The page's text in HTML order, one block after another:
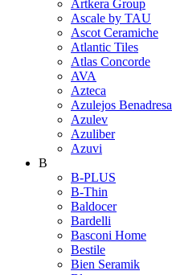
Artkera Group
Ascale by TAU
Ascot Ceramiche
Atlantic Tiles
Atlas Concorde
AVA
Azteca
Azulejos Benadresa
Azulev
Azuliber
Azuvi
B
B-PLUS
B-Thin
Baldocer
Bardelli
Basconi Home
Bestile
Bien Seramik